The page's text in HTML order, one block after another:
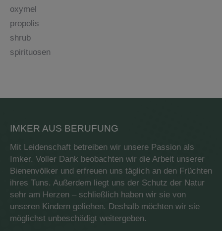
oxymel
propolis
shrub
spirituosen
IMKER AUS BERUFUNG
Mit Leidenschaft betreiben wir unsere Passion als
Imker. Voller Dank beobachten wir die Arbeit unserer
Bienenvölker und erfreuen uns täglich an den Früchten
ihres Tuns. Außerdem liegt uns der Schutz der Natur
sehr am Herzen – schließlich haben wir sie von
unseren Kindern geliehen. Deshalb möchten wir sie
möglichst unbeschädigt weitergeben.